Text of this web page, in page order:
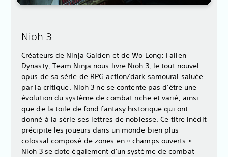
Nioh 3
Créateurs de Ninja Gaiden et de Wo Long: Fallen
Dynasty, Team Ninja nous livre Nioh 3, le tout nouvel
opus de sa série de RPG action/dark samourai saluée
par la critique. Nioh 3 ne se contente pas d'être une
évolution du système de combat riche et varié, ainsi
que de la toile de fond fantasy historique qui ont
donné à la série ses lettres de noblesse. Ce titre inédit
précipite les joueurs dans un monde bien plus
colossal composé de zones en « champs ouverts ».
Nioh 3 se dote également d'un système de combat